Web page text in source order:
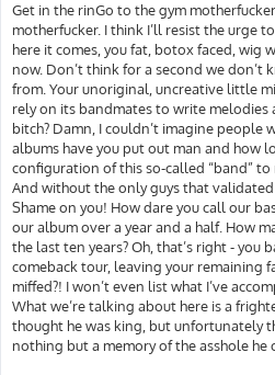
Get in the rinGo to the gym
motherfucker. I think I’ll resist the urge
here it comes, you fat, botox faced, wig
now. Don’t think for a second we don’t
from. Your unoriginal, uncreative little
rely on its bandmates to write melodies
bitch? Damn, I couldn’t imagine people
albums have you put out man and how
configuration of this so-called “band” to
And without the only guys that
Shame on you! How dare you call our
our album over a year and a half. How
the last ten years? Oh, that’s right - you
comeback tour, leaving your remaining
miffed?! I won’t even list what I’ve
What we’re talking about here is a
thought he was king, but unfortunately
nothing but a memory of the asshole he